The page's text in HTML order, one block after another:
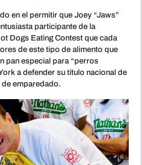
en el permitir que Joey “Jaws”
participante de la
Dogs Eating Contest que cada
de este tipo de alimento que
pan especial para “perros
a defender su título nacional de
emparedado.